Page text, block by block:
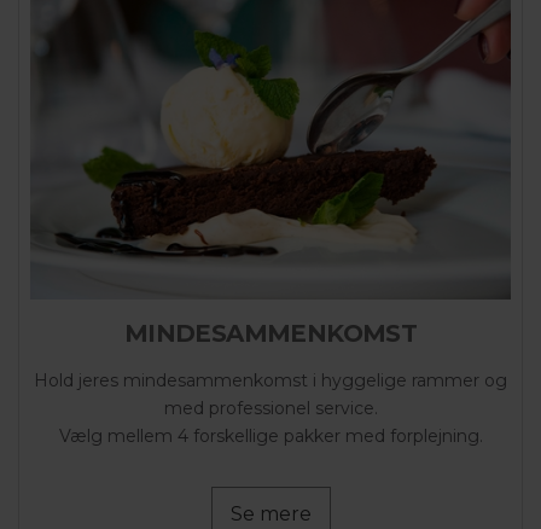
MINDESAMMENKOMST
Hold jeres mindesammenkomst i hyggelige rammer og
med professionel service.
Vælg mellem 4 forskellige pakker med forplejning.
Se mere